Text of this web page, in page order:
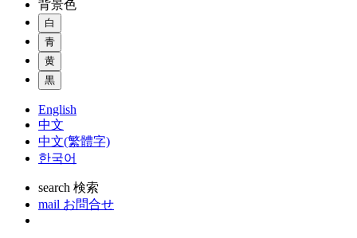
背景色
白
青
黄
黒
English
中文
中文(繁體字)
한국어
search 検索
mail お問合せ